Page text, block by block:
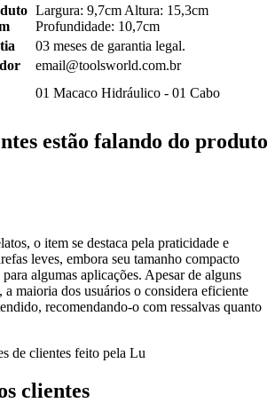
Largura: 9,7cm Altura: 15,3cm
Profundidade: 10,7cm
03 meses de garantia legal.
email@toolsworld.com.br
01 Macaco Hidráulico - 01 Cabo
estão falando do produto
o item se destaca pela praticidade e
leves, embora seu tamanho compacto
algumas aplicações. Apesar de alguns
a maioria dos usuários o considera eficiente
recomendando-o com ressalvas quanto
de clientes feito pela Lu
clientes